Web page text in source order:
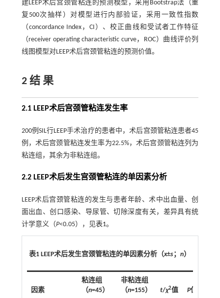
建LEEP术后宫颈管粘连的预测模型，采用Bootstrap法（重
复500次抽样）对模型进行内部验证，采用一致性指数
（concordance Index，CI）、校正曲线和受试者工作特征
（receiver operating characteristic curve，ROC）曲线评价列
线图模型对LEEP术后宫颈管粘连的预测价值。
2 结 果
2.1 LEEP术后宫颈管粘连发生率
200例SIL行LEEP手术治疗的患者中，术后宫颈管粘连患者45
例，术后宫颈管粘连发生率为22.5%，术后宫颈管粘连列为
粘连组，其余为非粘连组。
2.2 LEEP术后发生宫颈管粘连的单因素分析
LEEP术后宫颈管粘连的发生与患者年龄、术中出血量、创
面出血、创口感染、导尿管、切除深度有关，差异具有统
计学意义（P<0.05），见表1。
表1 LEEP术后发生宫颈管粘连的单因素分析（x±s；n）
因素
粘连组
（n=45）
非粘连组
（n=155） t/χ2值 P值